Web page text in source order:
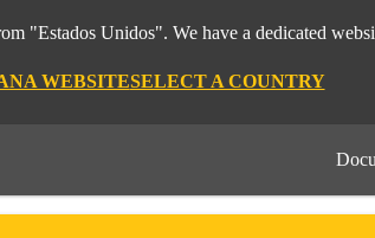
"Estados Unidos". We have a dedicated
WEBSITESELECT A COUNTRY